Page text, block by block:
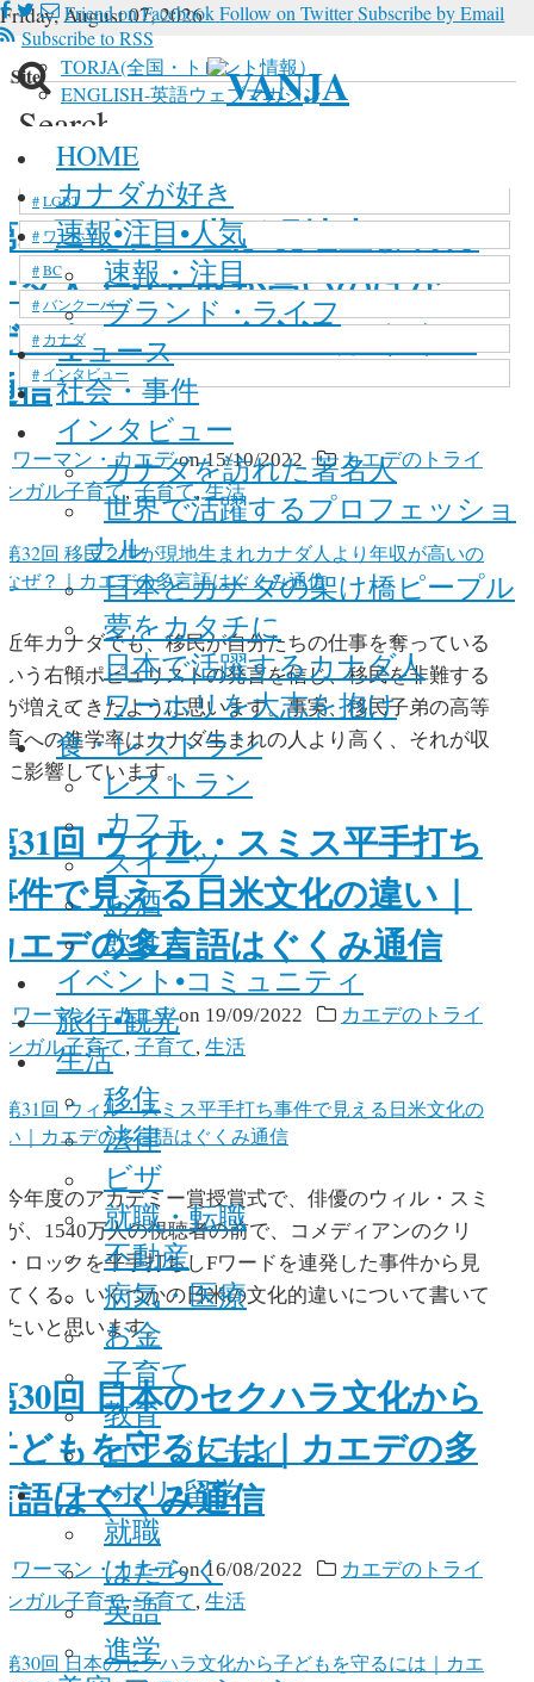
Friday, August 07, 2026
TORJA(全国・トロント情報）
ENGLISH-英語ウェブマガジン
Friend on Facebook Follow on TwitterSubscribe by Email
Subscribe to RSS
Search
Site
in site, type your keyword and hit enter
HOME
カナダが好き
速報•注目•人気
速報・注目
ブランド・ライフ
ニュース
社会・事件
インタビュー
カナダを訪れた著名人
世界で活躍するプロフェッショ
ナル
日本とカナダの架け橋ピープル
夢をカタチに
日本で活躍するカナダ人
ワーホリを大志を抱け
食・レストラン
レストラン
カフェ
スイーツ
お酒
飲食人
イベント•コミュニティ
旅行•観光
生活
移住
法律
ビザ
就職・転職
不動産
病気・医療
お金
子育て
教育
ロングステイ
ワーホリ•留学
就職
はたらく
英語
進学
新型コロナウイルス
マリファナ
LGBT
ワーホリ
BC
バンクーバー
カナダ
インタビュー
Entries posted by ワーマン・カエデ (Page 2)
32回 移民２世が現地生まれカ
ダ人より年収が高いのはな
？｜カエデの多言語はぐくみ
信
ワーマン・カエデon15/10/2022
カエデのトライ
ガル子育て,子育て,生活
年カナダでも、移民が自分たちの仕事を奪っている
う右傾ポピュリストの発言を信じ、移民を非難する
増えてきたように思います。事実、移民子弟の高等
への進学率はカナダ生まれの人より高く、それが収
影響しています。
31回 ウィル・スミス平手打ち
件で見える日米文化の違い｜
エデの多言語はぐくみ通信
ワーマン・カエデon 19/09/2022
カエデのトライ
ガル子育て, 子育て, 生活
年度のアカデミー賞授賞式で、俳優のウィル・スミ
、1540万人の視聴者の前で、コメディアンのクリ
ロックを平手打ちしFワードを連発した事件から見
くる、いくつかの日米の文化的違いについて書いて
いと思います。
30回 日本のセクハラ文化から
どもを守るには｜カエデの多
語はぐくみ通信
ワーマン・カエデon16/08/2022
カエデのトライ
ガル子育て,子育て, 生活